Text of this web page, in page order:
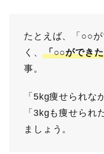
たとえば、「○○
く、 「○○ができ
事。
「5kg痩せられな
「3kgも痩せられ
ましょう。